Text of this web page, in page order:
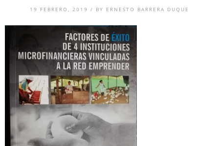
19 FEBRERO, 2019 / BY ERNESTO BARRERA DUQUE